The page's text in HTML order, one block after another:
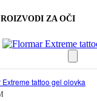
ZA OČI
Extreme tattoo gel olovka